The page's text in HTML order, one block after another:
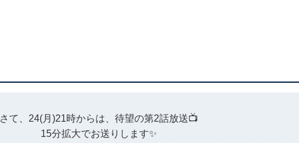
さて、24(月)21時からは、待望の第2話放送📺
15分拡大でお送りします✨